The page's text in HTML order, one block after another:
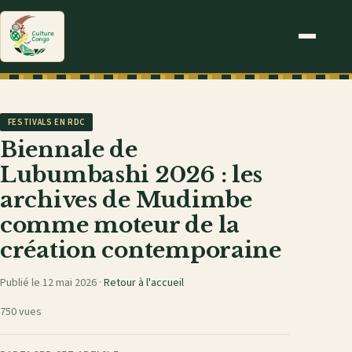
FESTIVALS EN RDC
Biennale de
Lubumbashi 2026 : les
archives de Mudimbe
comme moteur de la
création contemporaine
Publié le 12 mai 2026 · Retour à l'accueil
750 vues